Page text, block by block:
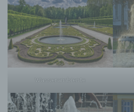
Wasserambiente